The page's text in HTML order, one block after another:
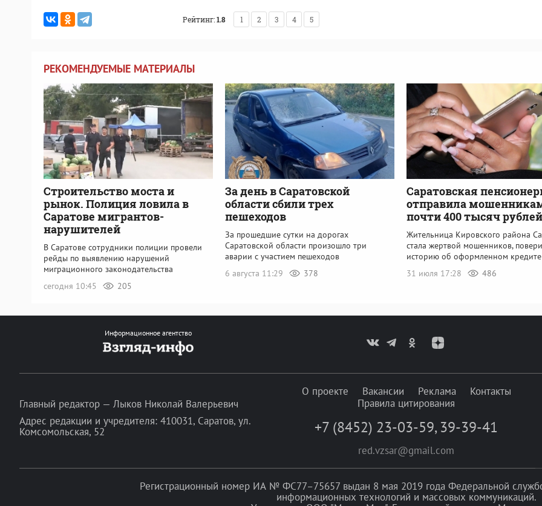
Рейтинг:1.8 1 2 3 4 5
РЕКОМЕНДУЕМЫЕ МАТЕРИАЛЫ
Строительство моста и
рынок. Полиция ловила в
Саратове мигрантов-
нарушителей
В Саратове сотрудники полиции провели
рейды по выявлению нарушений
миграционного законодательства
сегодня 10:45
205
За день в Саратовской
области сбили трех
пешеходов
За прошедшие сутки на дорогах
Саратовской области произошло три
аварии с участием пешеходов
6 августа 11:29
378
Саратовская
отправила
почти 400 тысяч рублей
Жительница Кировского района
стала жертвой мошенников,
историю об оформленном кредите
31 июля 17:28
486
Информационное агентство
Главный редактор — Лыков Николай Валерьевич
Адрес редакции и учредителя: 410031, Саратов, ул.
Комсомольская, 52
О проекте Вакансии Реклама
Контакты
Правила цитирования
+7 (8452) 23-03-59, 39-39-41
red.vzsar@gmail.com
Регистрационный номер ИА № ФС77–75657 выдан 8 мая 2019 года Федеральной
информационных технологий и массовых коммуникаций.